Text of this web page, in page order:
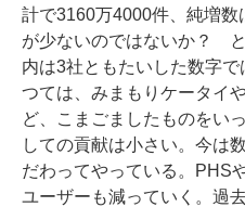
計で3160万4000件、純増
が少ないのではないか？
内は3社ともたいした数字
つては、みまもりケータイ
ど、こまごましたものをい
しての貢献は小さい。今は
だわってやっている。PHS
ユーザーも減っていく。過